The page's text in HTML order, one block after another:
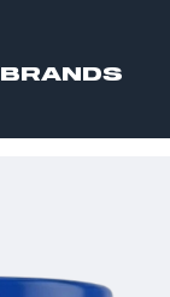
BRANDS